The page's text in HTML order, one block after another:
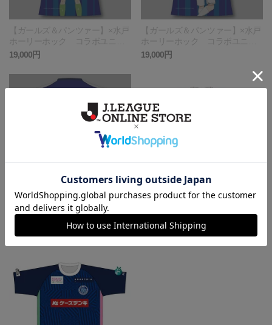
【ガールズ＆パンツァー】×水戸
ホーリーホック コラボユニフ
ォーム五十鈴華
19,000円
【ガールズ＆パンツァー】×水戸
ホーリーホック コラボユニフ
ォーム秋山優花里
19,000円
【ガールズ＆パンツァー】×水戸
ホーリーホック コラボユニフ
ォーム冷泉麻子
4,950円